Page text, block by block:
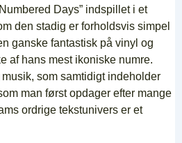
Days” indspillet i et
den stadig er forholdsvis simpel
ganske fantastisk på vinyl og
af hans mest ikoniske numre.
som samtidigt indeholder
man først opdager efter mange
ordrige tekstunivers er et